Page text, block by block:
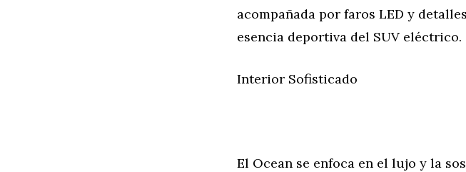
acompañada por faros LED y
esencia deportiva del SUV eléctrico.
Interior Sofisticado
El Ocean se enfoca en el lujo y la